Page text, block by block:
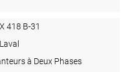
418 B-31
à Deux Phases